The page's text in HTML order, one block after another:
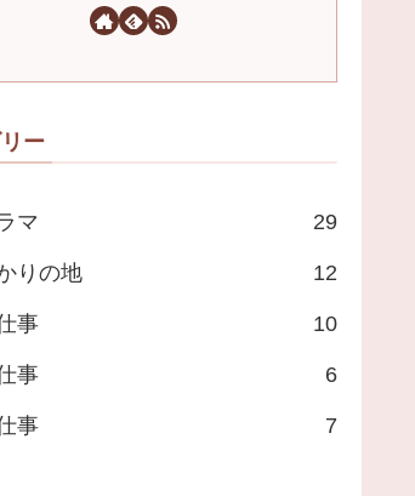
ー
マ 29
りの地 12
事 10
事 6
事 7